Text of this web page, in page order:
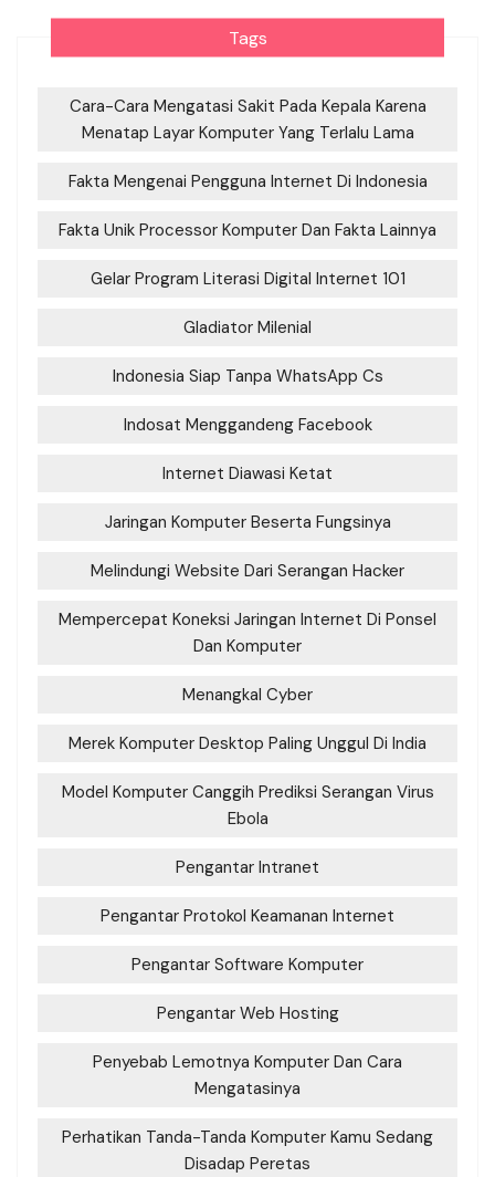
Tags
Cara-Cara Mengatasi Sakit Pada Kepala Karena
Menatap Layar Komputer Yang Terlalu Lama
Fakta Mengenai Pengguna Internet Di Indonesia
Fakta Unik Processor Komputer Dan Fakta Lainnya
Gelar Program Literasi Digital Internet 101
Gladiator Milenial
Indonesia Siap Tanpa WhatsApp Cs
Indosat Menggandeng Facebook
Internet Diawasi Ketat
Jaringan Komputer Beserta Fungsinya
Melindungi Website Dari Serangan Hacker
Mempercepat Koneksi Jaringan Internet Di Ponsel
Dan Komputer
Menangkal Cyber
Merek Komputer Desktop Paling Unggul Di India
Model Komputer Canggih Prediksi Serangan Virus
Ebola
Pengantar Intranet
Pengantar Protokol Keamanan Internet
Pengantar Software Komputer
Pengantar Web Hosting
Penyebab Lemotnya Komputer Dan Cara
Mengatasinya
Perhatikan Tanda-Tanda Komputer Kamu Sedang
Disadap Peretas